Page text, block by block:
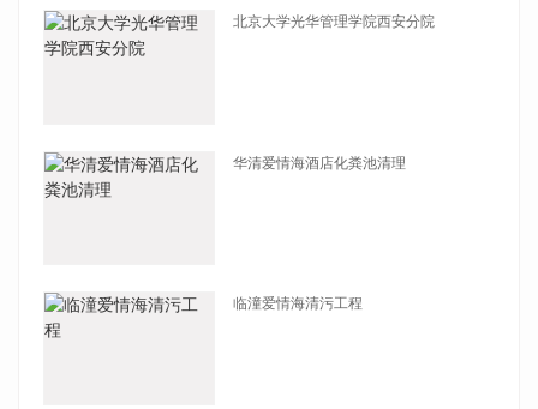
北京大学光华管理学院西安分院
华清爱情海酒店化粪池清理
临潼爱情海清污工程